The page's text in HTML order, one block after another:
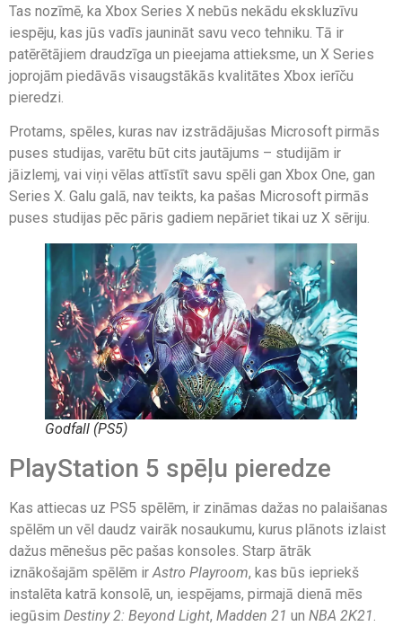
Tas nozīmē, ka Xbox Series X nebūs nekādu ekskluzīvu
iespēju, kas jūs vadīs jaunināt savu veco tehniku. Tā ir
patērētājiem draudzīga un pieejama attieksme, un X Series
joprojām piedāvās visaugstākās kvalitātes Xbox ierīču
pieredzi.
Protams, spēles, kuras nav izstrādājušas Microsoft pirmās
puses studijas, varētu būt cits jautājums – studijām ir
jāizlemj, vai viņi vēlas attīstīt savu spēli gan Xbox One, gan
Series X. Galu galā, nav teikts, ka pašas Microsoft pirmās
puses studijas pēc pāris gadiem nepāriet tikai uz X sēriju.
Godfall (PS5)
PlayStation 5 spēļu pieredze
Kas attiecas uz PS5 spēlēm, ir zināmas dažas no palaišanas
spēlēm un vēl daudz vairāk nosaukumu, kurus plānots izlaist
dažus mēnešus pēc pašas konsoles. Starp ātrāk
iznākošajām spēlēm irAstro Playroom, kas būs iepriekš
instalēta katrā konsolē, un, iespējams, pirmajā dienā mēs
iegūsim Destiny 2: Beyond Light, Madden 21 un NBA 2K21.